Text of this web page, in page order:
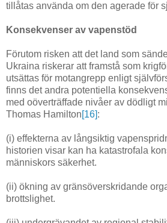
tillåtas använda om den agerade för
Konsekvenser av vapenstöd
Förutom risken att det land som
Ukraina riskerar att framstå som
utsättas för motangrepp enligt
finns det andra potentiella
med oöverträffade nivåer av dödligt
Thomas Hamilton[16]:
(i) effekterna av långsiktig
historien visar kan ha katastrofala
människors säkerhet.
(ii) ökning av gränsöverskridande
brottslighet.